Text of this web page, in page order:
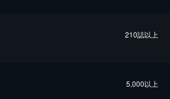
210誌以上
5,000以上